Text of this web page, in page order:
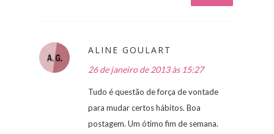
ALINE GOULART
26 de janeiro de 2013 às 15:27
Tudo é questão de força de vontade
para mudar certos hábitos. Boa
postagem. Um ótimo fim de semana.